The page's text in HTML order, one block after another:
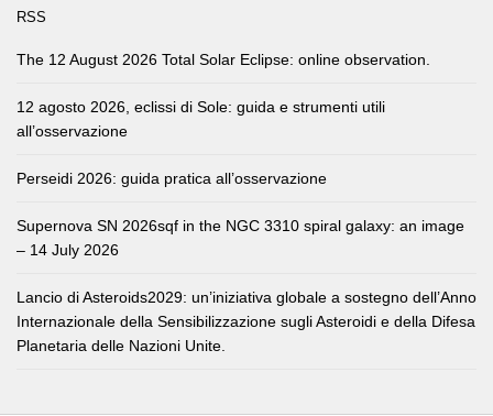
RSS
The 12 August 2026 Total Solar Eclipse: online observation.
12 agosto 2026, eclissi di Sole: guida e strumenti utili
all’osservazione
Perseidi 2026: guida pratica all’osservazione
Supernova SN 2026sqf in the NGC 3310 spiral galaxy: an image
– 14 July 2026
Lancio di Asteroids2029: un’iniziativa globale a sostegno dell’Anno
Internazionale della Sensibilizzazione sugli Asteroidi e della Difesa
Planetaria delle Nazioni Unite.